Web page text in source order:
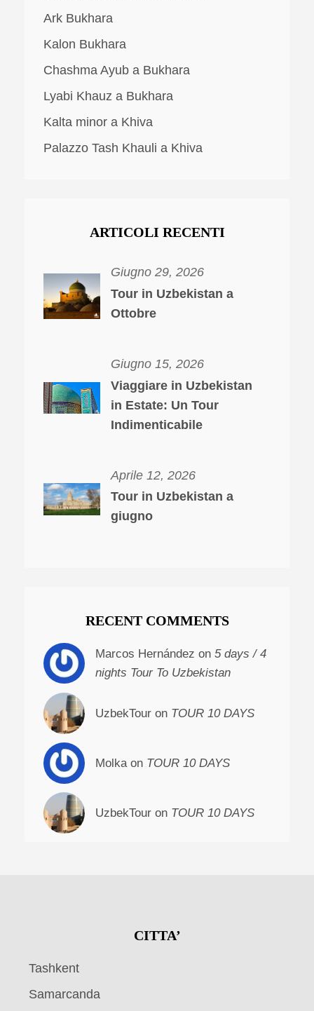
Ark Bukhara
Kalon Bukhara
Chashma Ayub a Bukhara
Lyabi Khauz a Bukhara
Kalta minor a Khiva
Palazzo Tash Khauli a Khiva
ARTICOLI RECENTI
Giugno 29, 2026
Tour in Uzbekistan a
Ottobre
Giugno 15, 2026
Viaggiare in Uzbekistan
in Estate: Un Tour
Indimenticabile
Aprile 12, 2026
Tour in Uzbekistan a
giugno
RECENT COMMENTS
Marcos Hernández on 5 days / 4
nights Tour To Uzbekistan
UzbekTour on TOUR 10 DAYS
Molka on TOUR 10 DAYS
UzbekTour on TOUR 10 DAYS
CITTA’
Tashkent
Samarcanda